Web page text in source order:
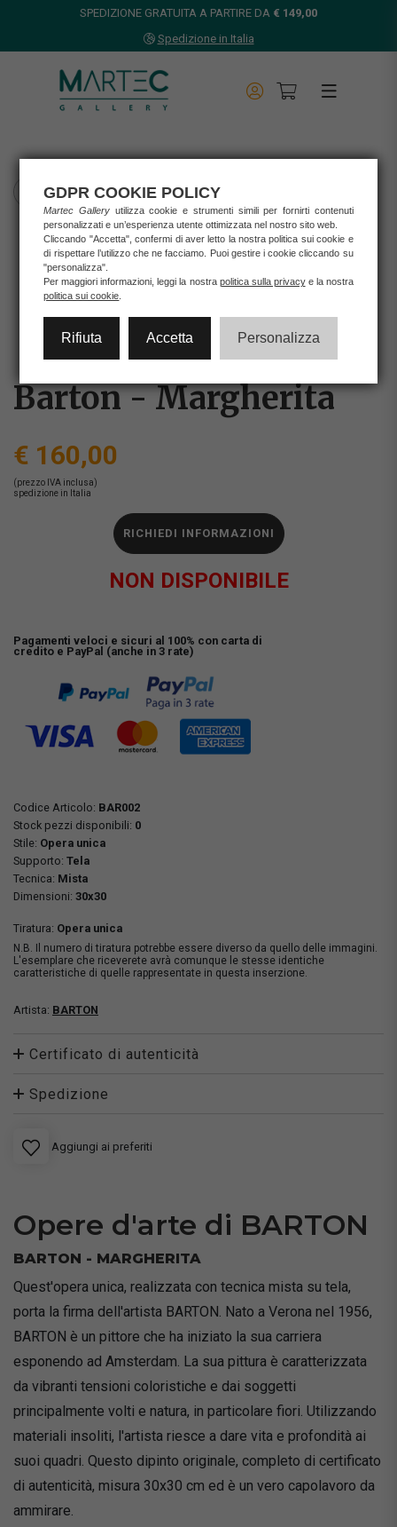
SPEDIZIONE GRATUITA A PARTIRE DA € 149,00
Spedizione in Italia
TORNA INDIETRO
Home
Opere d'arte
Opera unica
Barton
Barton - Margherita
€ 160,00
(prezzo IVA inclusa)
spedizione in Italia
RICHIEDI INFORMAZIONI
NON DISPONIBILE
Pagamenti veloci e sicuri al 100% con carta di
credito e PayPal (anche in 3 rate)
Codice Articolo: BAR002
Stock pezzi disponibili: 0
Stile: Opera unica
Supporto: Tela
Tecnica: Mista
Dimensioni: 30x30
Tiratura: Opera unica
N.B. Il numero di tiratura potrebbe essere diverso da quello delle immagini.
L'esemplare che riceverete avrà comunque le stesse identiche
caratteristiche di quelle rappresentate in questa inserzione.
Artista: BARTON
Certificato di autenticità
Spedizione
Aggiungi ai preferiti
Opere d'arte di BARTON
BARTON - MARGHERITA
Quest'opera unica, realizzata con tecnica mista su tela,
porta la firma dell'artista BARTON. Nato a Verona nel 1956,
BARTON è un pittore che ha iniziato la sua carriera
esponendo ad Amsterdam. La sua pittura è caratterizzata
da vibranti tensioni coloristiche e dai soggetti
principalmente volti e natura, in particolare fiori. Utilizzando
materiali insoliti, l'artista riesce a dare vita e profondità ai
suoi quadri. Questo dipinto originale, completo di certificato
di autenticità, misura 30x30 cm ed è un vero capolavoro da
ammirare.
GDPR COOKIE POLICY
Martec Gallery utilizza cookie e strumenti simili per fornirti contenuti
personalizzati e un’esperienza utente ottimizzata nel nostro sito web.
Cliccando "Accetta", confermi di aver letto la nostra politica sui cookie e
di rispettare l’utilizzo che ne facciamo. Puoi gestire i cookie cliccando su
"personalizza".
Per maggiori informazioni, leggi la nostra politica sulla privacye la nostra
politica sui cookie
Rifiuta Accetta Personalizza